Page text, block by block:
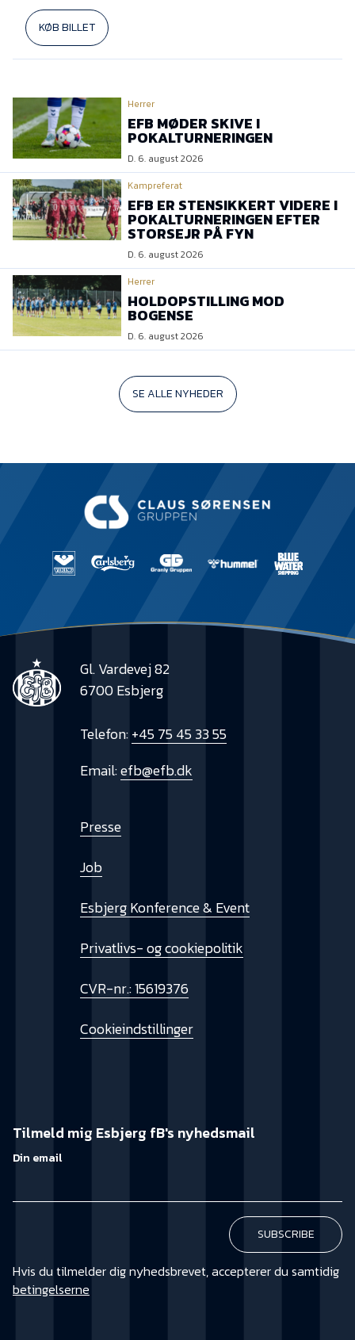
KØB BILLET
Herrer
EFB MØDER SKIVE I
POKALTURNERINGEN
D. 6. august 2026
Kampreferat
EFB ER STENSIKKERT VIDERE I
POKALTURNERINGEN EFTER
STORSEJR PÅ FYN
D. 6. august 2026
Herrer
HOLDOPSTILLING MOD
BOGENSE
D. 6. august 2026
SE ALLE NYHEDER
Gl. Vardevej 82
6700 Esbjerg
Telefon:+45 75 45 33 55
Email:efb@efb.dk
Presse
Job
Esbjerg Konference & Event
Privatlivs- og cookiepolitik
CVR-nr.: 15619376
Cookieindstillinger
Tilmeld mig Esbjerg fB's nyhedsmail
Din email
Hvis du tilmelder dig nyhedsbrevet, accepterer du samtidig
betingelserne